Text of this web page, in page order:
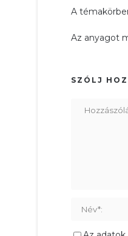
A
Az anyagot
SZÓLJ